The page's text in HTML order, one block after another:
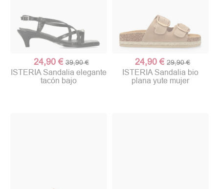
24,90 € 39,90 €
ISTERIA Sandalia elegante
tacón bajo
24,90 € 29,90 €
ISTERIA Sandalia bio
plana yute mujer